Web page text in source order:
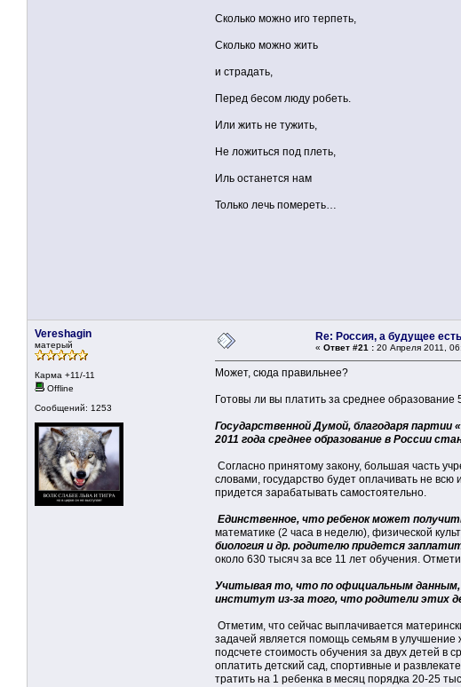
Сколько можно иго терпеть,
Сколько можно жить
и страдать,
Перед бесом люду робеть.
Или жить не тужить,
Не ложиться под плеть,
Иль останется нам
Только лечь помереть…
Vereshagin
матерый
Карма +11/-11
Offline
Сообщений: 1253
Re: Россия, а будущее
« Ответ #21 : 20 Апреля 2011,
Может, сюда правильнее?
Готовы ли вы платить за среднее
Государственной Думой, благодаря партии
2011 года среднее образование в России
Согласно принятому закону, большая часть
словами, государство будет оплачивать не
придется зарабатывать самостоятельно.
Единственное, что ребенок может
математике (2 часа в неделю), физической
биология и др. родителю придется
около 630 тысяч за все 11 лет обучения.
Учитывая то, что по официальным данным,
институт из-за того, что родители этих
Отметим, что сейчас выплачивается
задачей является помощь семьям в
подсчете стоимость обучения за двух детей в
оплатить детский сад, спортивные и
тратить на 1 ребенка в месяц порядка 20-25